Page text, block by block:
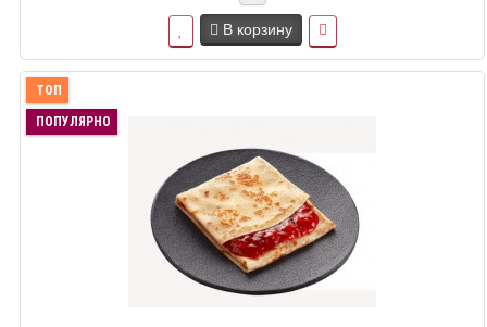
В корзину
ТОП
ПОПУЛЯРНО